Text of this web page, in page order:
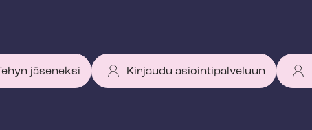
jäseneksi Kirjaudu asiointipalveluun